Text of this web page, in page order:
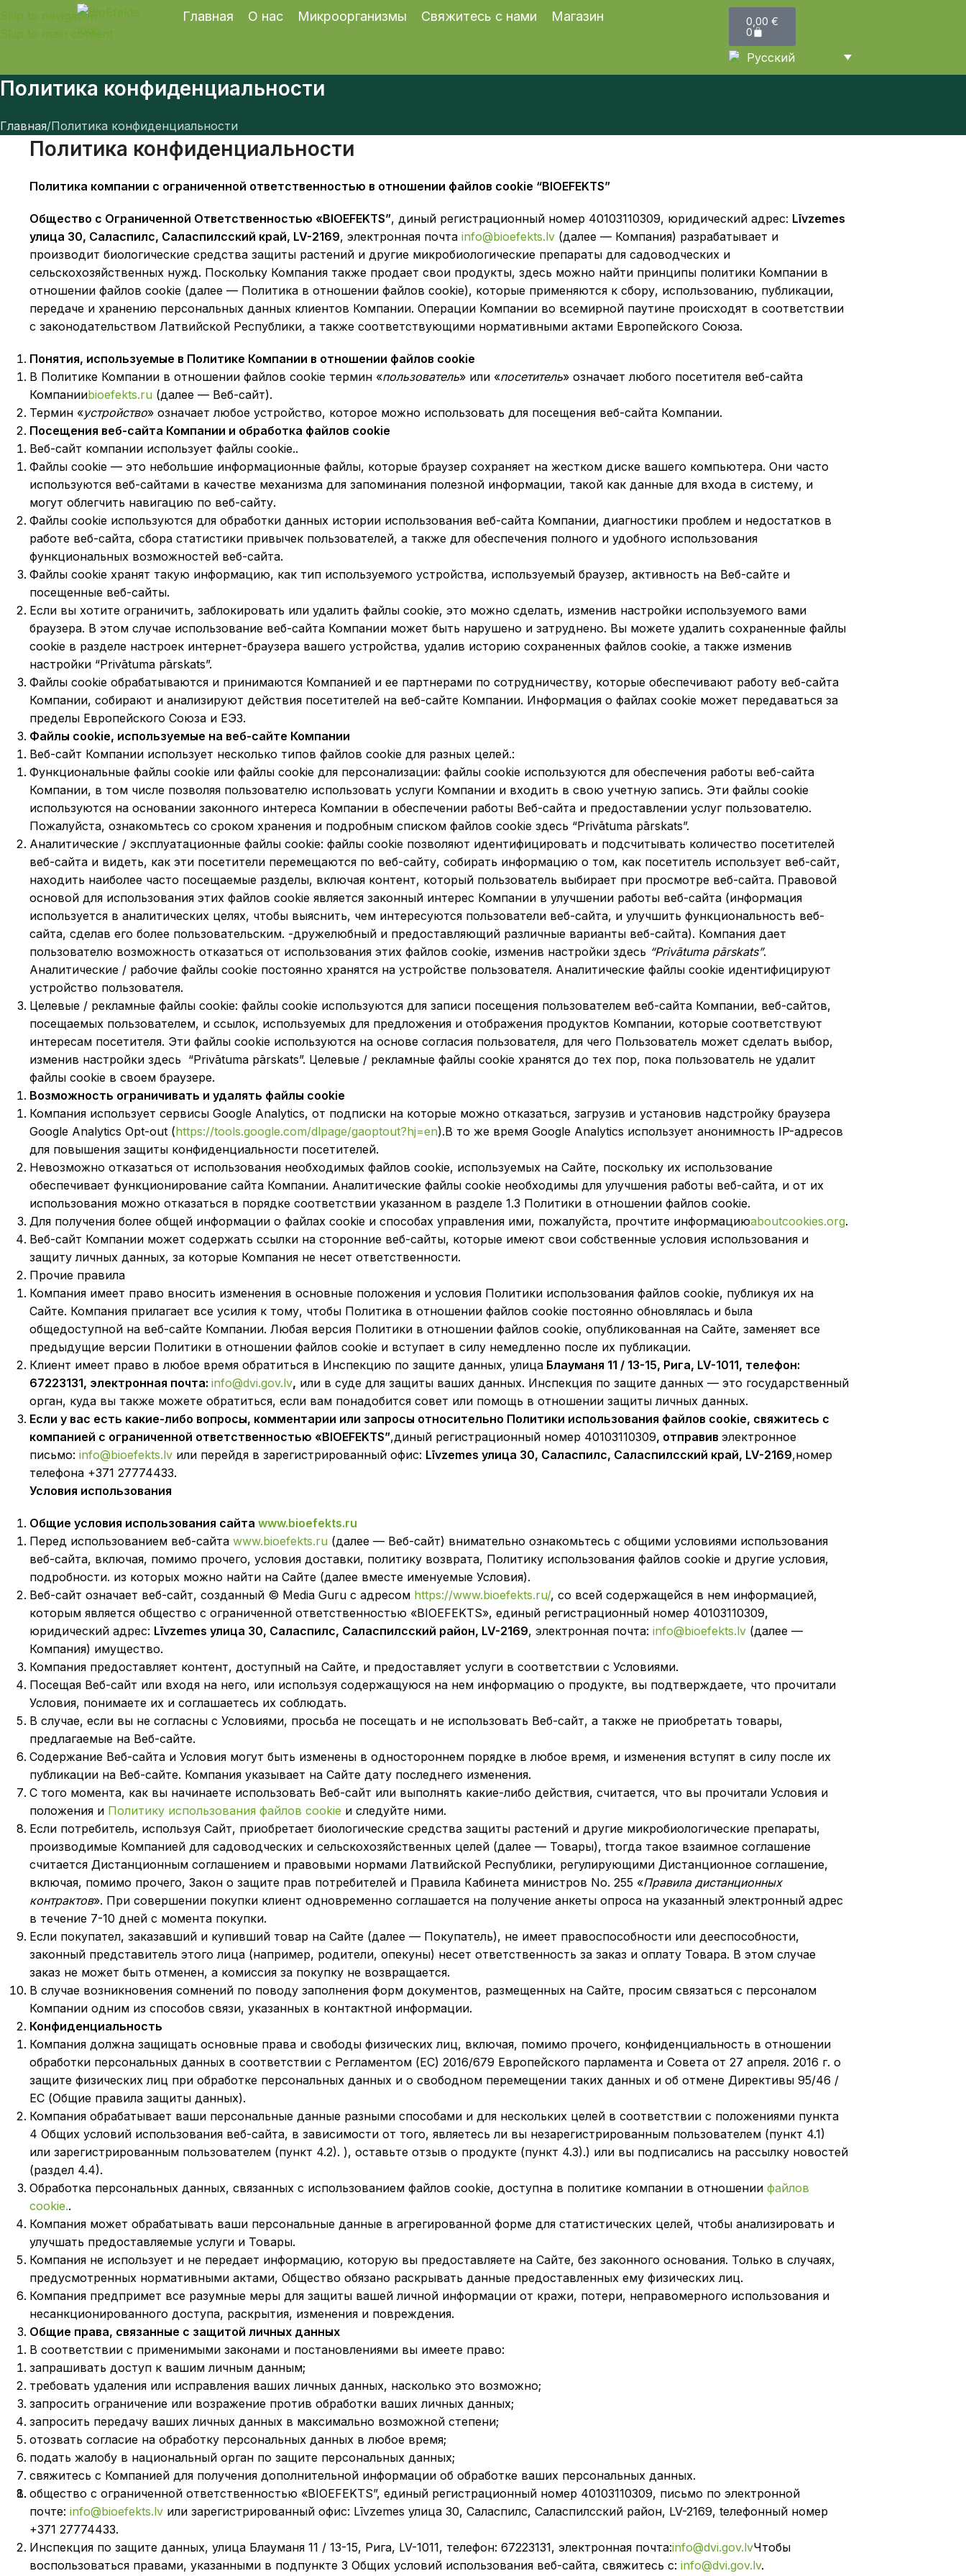
Skip to navigation
Skip to main content
Главная О нас Микроорганизмы Свяжитесь с нами Магазин 0,00 €
0
Русский
Политика конфиденциальности
Главная Политика конфиденциальности
Политика конфиденциальности
Политика компании с ограниченной ответственностью в отношении файлов cookie “BIOEFEKTS”
Общество с Ограниченной Ответственностью «BIOEFEKTS”, диный регистрационный номер 40103110309, юридический адрес: Līvzemes
улица 30, Саласпилс, Саласпилсский край, LV-2169, электронная почта info@bioefekts.lv (далее — Компания) разрабатывает и
производит биологические средства защиты растений и другие микробиологические препараты для садоводческих и
сельскохозяйственных нужд. Поскольку Компания также продает свои продукты, здесь можно найти принципы политики Компании в
отношении файлов cookie (далее — Политика в отношении файлов cookie), которые применяются к сбору, использованию, публикации,
передаче и хранению персональных данных клиентов Компании. Операции Компании во всемирной паутине происходят в соответствии
с законодательством Латвийской Республики, а также соответствующими нормативными актами Европейского Союза.
Понятия, используемые в Политике Компании в отношении файлов cookie
В Политике Компании в отношении файлов cookie термин «пользователь» или «посетитель» означает любого посетителя веб-сайта
Компанииbioefekts.ru (далее — Веб-сайт).
Термин «устройство» означает любое устройство, которое можно использовать для посещения веб-сайта Компании.
Посещения веб-сайта Компании и обработка файлов cookie
Веб-сайт компании использует файлы cookie..
Файлы cookie — это небольшие информационные файлы, которые браузер сохраняет на жестком диске вашего компьютера. Они часто
используются веб-сайтами в качестве механизма для запоминания полезной информации, такой как данные для входа в систему, и
могут облегчить навигацию по веб-сайту.
Файлы cookie используются для обработки данных истории использования веб-сайта Компании, диагностики проблем и недостатков в
работе веб-сайта, сбора статистики привычек пользователей, а также для обеспечения полного и удобного использования
функциональных возможностей веб-сайта.
Файлы cookie хранят такую информацию, как тип используемого устройства, используемый браузер, активность на Веб-сайте и
посещенные веб-сайты.
Если вы хотите ограничить, заблокировать или удалить файлы cookie, это можно сделать, изменив настройки используемого вами
браузера. В этом случае использование веб-сайта Компании может быть нарушено и затруднено. Вы можете удалить сохраненные файлы
cookie в разделе настроек интернет-браузера вашего устройства, удалив историю сохраненных файлов cookie, а также изменив
настройки “Privātuma pārskats”.
Файлы cookie обрабатываются и принимаются Компанией и ее партнерами по сотрудничеству, которые обеспечивают работу веб-сайта
Компании, собирают и анализируют действия посетителей на веб-сайте Компании. Информация о файлах cookie может передаваться за
пределы Европейского Союза и ЕЭЗ.
Файлы cookie, используемые на веб-сайте Компании
Веб-сайт Компании использует несколько типов файлов cookie для разных целей.:
Функциональные файлы cookie или файлы cookie для персонализации: файлы cookie используются для обеспечения работы веб-сайта
Компании, в том числе позволяя пользователю использовать услуги Компании и входить в свою учетную запись. Эти файлы cookie
используются на основании законного интереса Компании в обеспечении работы Веб-сайта и предоставлении услуг пользователю.
Пожалуйста, ознакомьтесь со сроком хранения и подробным списком файлов cookie здесь “Privātuma pārskats”.
Аналитические / эксплуатационные файлы cookie: файлы cookie позволяют идентифицировать и подсчитывать количество посетителей
веб-сайта и видеть, как эти посетители перемещаются по веб-сайту, собирать информацию о том, как посетитель использует веб-сайт,
находить наиболее часто посещаемые разделы, включая контент, который пользователь выбирает при просмотре веб-сайта. Правовой
основой для использования этих файлов cookie является законный интерес Компании в улучшении работы веб-сайта (информация
используется в аналитических целях, чтобы выяснить, чем интересуются пользователи веб-сайта, и улучшить функциональность веб-
сайта, сделав его более пользовательским. -дружелюбный и предоставляющий различные варианты веб-сайта). Компания дает
пользователю возможность отказаться от использования этих файлов cookie, изменив настройки здесь “Privātuma pārskats”.
Аналитические / рабочие файлы cookie постоянно хранятся на устройстве пользователя. Аналитические файлы cookie идентифицируют
устройство пользователя.
Целевые / рекламные файлы cookie: файлы cookie используются для записи посещения пользователем веб-сайта Компании, веб-сайтов,
посещаемых пользователем, и ссылок, используемых для предложения и отображения продуктов Компании, которые соответствуют
интересам посетителя. Эти файлы cookie используются на основе согласия пользователя, для чего Пользователь может сделать выбор,
изменив настройки здесь “Privātuma pārskats”. Целевые / рекламные файлы cookie хранятся до тех пор, пока пользователь не удалит
файлы cookie в своем браузере.
Возможность ограничивать и удалять файлы cookie
Компания использует сервисы Google Analytics, от подписки на которые можно отказаться, загрузив и установив надстройку браузера
Google Analytics Opt-out (https://tools.google.com/dlpage/gaoptout?hj=en).В то же время Google Analytics использует анонимность IP-адресов
для повышения защиты конфиденциальности посетителей.
Невозможно отказаться от использования необходимых файлов cookie, используемых на Сайте, поскольку их использование
обеспечивает функционирование сайта Компании. Аналитические файлы cookie необходимы для улучшения работы веб-сайта, и от их
использования можно отказаться в порядке соответствии указанном в разделе 1.3 Политики в отношении файлов cookie.
Для получения более общей информации о файлах cookie и способах управления ими, пожалуйста, прочтите информациюaboutcookies.org.
Веб-сайт Компании может содержать ссылки на сторонние веб-сайты, которые имеют свои собственные условия использования и
защиту личных данных, за которые Компания не несет ответственности.
Прочие правила
Компания имеет право вносить изменения в основные положения и условия Политики использования файлов cookie, публикуя их на
Сайте. Компания прилагает все усилия к тому, чтобы Политика в отношении файлов cookie постоянно обновлялась и была
общедоступной на веб-сайте Компании. Любая версия Политики в отношении файлов cookie, опубликованная на Сайте, заменяет все
предыдущие версии Политики в отношении файлов cookie и вступает в силу немедленно после их публикации.
Клиент имеет право в любое время обратиться в Инспекцию по защите данных, улица Блауманя 11 / 13-15, Рига, LV-1011, телефон:
67223131, электронная почта: info@dvi.gov.lv, или в суде для защиты ваших данных. Инспекция по защите данных — это государственный
орган, куда вы также можете обратиться, если вам понадобится совет или помощь в отношении защиты личных данных.
Если у вас есть какие-либо вопросы, комментарии или запросы относительно Политики использования файлов cookie, свяжитесь с
компанией с ограниченной ответственностью «BIOEFEKTS”,диный регистрационный номер 40103110309, отправив электронное
письмо: info@bioefekts.lv или перейдя в зарегистрированный офис: Līvzemes улица 30, Саласпилс, Саласпилсский край, LV-2169,номер
телефона +371 27774433.
Условия использования
Общие условия использования сайта www.bioefekts.ru
Перед использованием веб-сайта www.bioefekts.ru (далее — Веб-сайт) внимательно ознакомьтесь с общими условиями использования
веб-сайта, включая, помимо прочего, условия доставки, политику возврата, Политику использования файлов cookie и другие условия,
подробности. из которых можно найти на Сайте (далее вместе именуемые Условия).
Веб-сайт означает веб-сайт, созданный © Media Guru с адресом https://www.bioefekts.ru/, со всей содержащейся в нем информацией,
которым является общество с ограниченной ответственностью «BIOEFEKTS», единый регистрационный номер 40103110309,
юридический адрес: Līvzemes улица 30, Саласпилс, Саласпилсский район, LV-2169, электронная почта: info@bioefekts.lv (далее —
Компания) имущество.
Компания предоставляет контент, доступный на Сайте, и предоставляет услуги в соответствии с Условиями.
Посещая Веб-сайт или входя на него, или используя содержащуюся на нем информацию о продукте, вы подтверждаете, что прочитали
Условия, понимаете их и соглашаетесь их соблюдать.
В случае, если вы не согласны с Условиями, просьба не посещать и не использовать Веб-сайт, а также не приобретать товары,
предлагаемые на Веб-сайте.
Содержание Веб-сайта и Условия могут быть изменены в одностороннем порядке в любое время, и изменения вступят в силу после их
публикации на Веб-сайте. Компания указывает на Сайте дату последнего изменения.
С того момента, как вы начинаете использовать Веб-сайт или выполнять какие-либо действия, считается, что вы прочитали Условия и
положения и Политику использования файлов cookie и следуйте ними.
Если потребитель, используя Сайт, приобретает биологические средства защиты растений и другие микробиологические препараты,
производимые Компанией для садоводческих и сельскохозяйственных целей (далее — Товары), tтогда такое взаимное соглашение
считается Дистанционным соглашением и правовыми нормами Латвийской Республики, регулирующими Дистанционное соглашение,
включая, помимо прочего, Закон о защите прав потребителей и Правила Кабинета министров No. 255 «Правила дистанционных
контрактов». При совершении покупки клиент одновременно соглашается на получение анкеты опроса на указанный электронный адрес
в течение 7-10 дней с момента покупки.
Если покупател, заказавший и купивший товар на Сайте (далее — Покупатель), не имеет правоспособности или дееспособности,
законный представитель этого лица (например, родители, опекуны) несет ответственность за заказ и оплату Товара. В этом случае
заказ не может быть отменен, а комиссия за покупку не возвращается.
В случае возникновения сомнений по поводу заполнения форм документов, размещенных на Сайте, просим связаться с персоналом
Компании одним из способов связи, указанных в контактной информации.
Конфиденциальность
Компания должна защищать основные права и свободы физических лиц, включая, помимо прочего, конфиденциальность в отношении
обработки персональных данных в соответствии с Регламентом (ЕС) 2016/679 Европейского парламента и Совета от 27 апреля. 2016 г. о
защите физических лиц при обработке персональных данных и о свободном перемещении таких данных и об отмене Директивы 95/46 /
EC (Общие правила защиты данных).
Компания обрабатывает ваши персональные данные разными способами и для нескольких целей в соответствии с положениями пункта
4 Общих условий использования веб-сайта, в зависимости от того, являетесь ли вы незарегистрированным пользователем (пункт 4.1)
или зарегистрированным пользователем (пункт 4.2). ), оставьте отзыв о продукте (пункт 4.3).) или вы подписались на рассылку новостей
(раздел 4.4).
Обработка персональных данных, связанных с использованием файлов cookie, доступна в политике компании в отношении файлов
cookie..
Компания может обрабатывать ваши персональные данные в агрегированной форме для статистических целей, чтобы анализировать и
улучшать предоставляемые услуги и Товары.
Компания не использует и не передает информацию, которую вы предоставляете на Сайте, без законного основания. Только в случаях,
предусмотренных нормативными актами, Общество обязано раскрывать данные предоставленных ему физических лиц.
Компания предпримет все разумные меры для защиты вашей личной информации от кражи, потери, неправомерного использования и
несанкционированного доступа, раскрытия, изменения и повреждения.
Общие права, связанные с защитой личных данных
В соответствии с применимыми законами и постановлениями вы имеете право:
запрашивать доступ к вашим личным данным;
требовать удаления или исправления ваших личных данных, насколько это возможно;
запросить ограничение или возражение против обработки ваших личных данных;
запросить передачу ваших личных данных в максимально возможной степени;
отозвать согласие на обработку персональных данных в любое время;
подать жалобу в национальный орган по защите персональных данных;
свяжитесь с Компанией для получения дополнительной информации об обработке ваших персональных данных.
общество с ограниченной ответственностью «BIOEFEKTS”, единый регистрационный номер 40103110309, письмо по электронной
почте: info@bioefekts.lv или зарегистрированный офис: Līvzemes улица 30, Саласпилс, Саласпилсский район, LV-2169, tелефонный номер
+371 27774433.
Инспекция по защите данных, улица Блауманя 11 / 13-15, Рига, LV-1011, телефон: 67223131, электронная почта:info@dvi.gov.lvЧтобы
воспользоваться правами, указанными в подпункте 3 Общих условий использования веб-сайта, свяжитесь с: info@dvi.gov.lv.